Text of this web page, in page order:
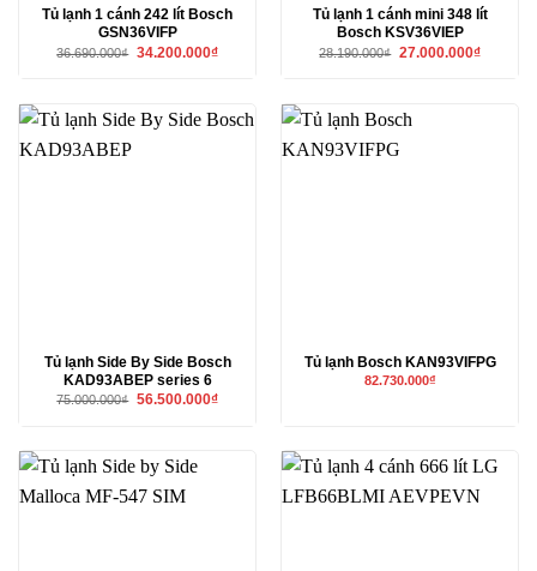
Tủ lạnh 1 cánh 242 lít Bosch
GSN36VIFP
36.690.000₫ Giá
34.200.000₫Giá
34.200.000₫.
Tủ lạnh 1 cánh mini 348 lít
Bosch KSV36VIEP
28.190.000₫ Giá
27.000.000₫Giá
Tủ lạnh Side By Side Bosch
KAD93ABEP series 6
75.000.000₫ Giá
56.500.000₫Giá
56.500.000₫.
Tủ lạnh Bosch KAN93VIFPG
82.730.000₫